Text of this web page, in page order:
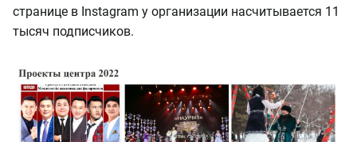
странице в Instagram у организации насчитывается 11
тысяч подписчиков.